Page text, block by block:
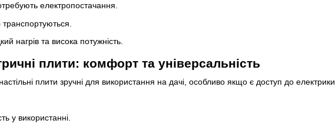
електропостачання.
транспортуються.
нагрів та висока потужність.
плити: комфорт та універсальність
плити зручні для використання на дачі, особливо якщо є доступ до електрики.
у використанні.